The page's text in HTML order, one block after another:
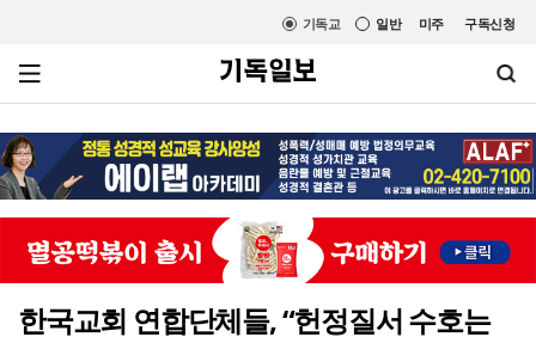
미주 구독신청
일반
기독교
한국교회 연합단체들, “헌정질서 수호는